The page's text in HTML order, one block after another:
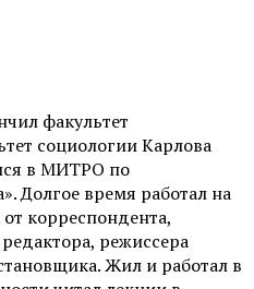
факультет
социологии Карлова
в МИТРО по
Долгое время работал на
корреспондента,
режиссера
Жил и работал в